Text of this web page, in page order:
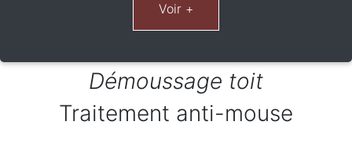
Démoussage toit
Traitement anti-mouse